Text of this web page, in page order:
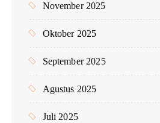
November 2025
Oktober 2025
September 2025
Agustus 2025
Juli 2025